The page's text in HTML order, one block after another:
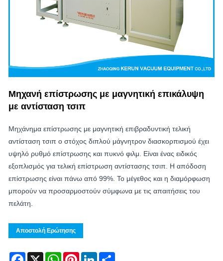
Μηχανή επίστρωσης με μαγνητική επικάλυψη
με αντίσταση τσιπ
Μηχάνημα επίστρωσης με μαγνητική επιβραδυντική τελική
αντίσταση τσιπ ο στόχος διπλού μάγνητρον διασκορπισμού έχει
υψηλό ρυθμό επίστρωσης και πυκνό φιλμ. Είναι ένας ειδικός
εξοπλισμός για τελική επίστρωση αντίστασης τσιπ. Η απόδοση
επίστρωσης είναι πάνω από 99%. Το μέγεθος και η διαμόρφωση
μπορούν να προσαρμοστούν σύμφωνα με τις απαιτήσεις του
πελάτη.
Αποστολή Ερώτησης
Facebook
X WhatsAppPinterestLinkedIn